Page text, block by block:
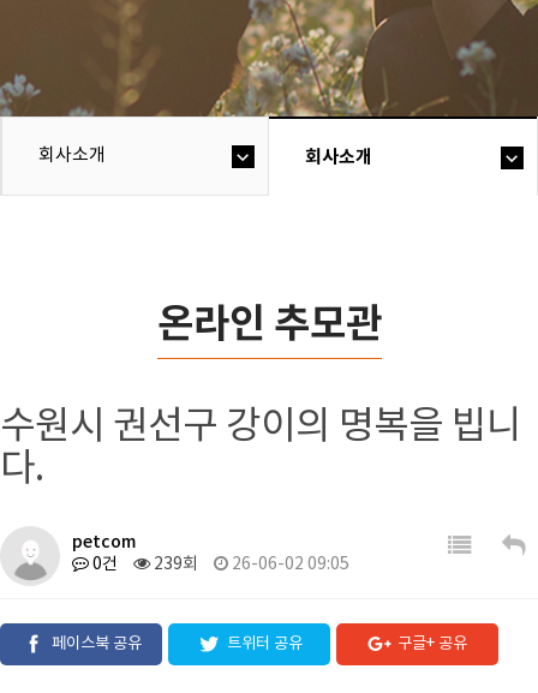
회사소개 회사소개
온라인 추모관
수원시 권선구 강이의 명복을 빕니
다.
petcom
0건 239회 26-06-02 09:05
페이스북 공유 트위터 공유 구글+ 공유